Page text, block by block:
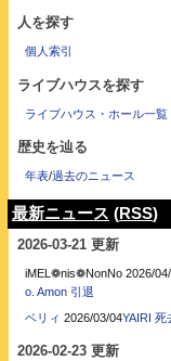
人を探す
個人索引
ライブハウスを探す
ライブハウス・ホール一覧
歴史を辿る
年表/過去のニュース
最新ニュース (RSS)
2026-03-21 更新
iMEL❁nis❁NonNo 2026/04/
o. Amon 引退
ベリィ 2026/03/04YAIRI 死
2026-02-23 更新